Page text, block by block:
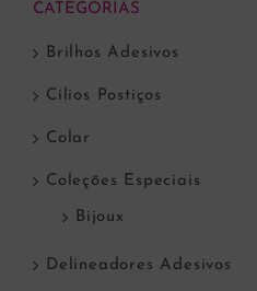
CATEGORIAS
Brilhos Adesivos
Cílios Postiços
Colar
Coleções Especiais
Bijoux
Delineadores Adesivos